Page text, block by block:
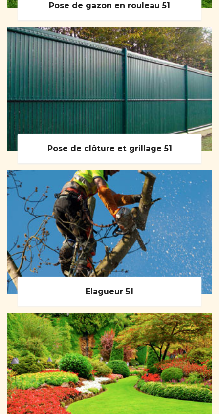
Pose de gazon en rouleau 51
Pose de clôture et grillage 51
Elagueur 51